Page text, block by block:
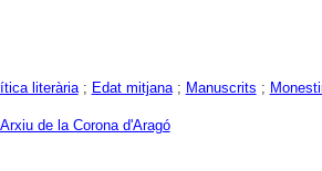
literària; Edat mitjana; Manuscrits ;
Arxiu de la Corona d'Aragó